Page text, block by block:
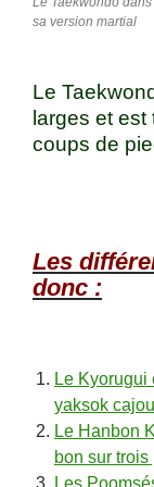
sa version martial
Le
larges et
coups de
Les
donc :
Le Kyorugui
yaksok
Le Hanbon
bon sur trois
Les